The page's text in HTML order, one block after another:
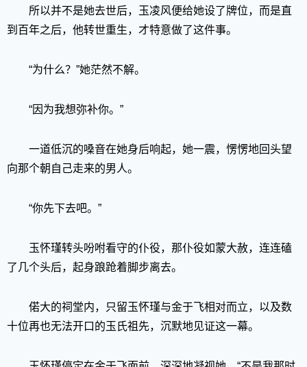
所以并不是她去世后，玉凌风便给她设了牌位，而是直
到百年之后，他转世重生，才特意做了这件事。
“为什么？”她茫然不解。
“因为我想弥补你。”
一道低沉的嗓音在她身后响起，她一震，愣愣地回头望
向那个朝自己走来的男人。
“你先下去吧。”
玉怀瑾转头吩咐看守的仆役，那仆役如蒙大赦，连连磕
了几个头后，起身踉跄着脚步离去。
偌大的祠堂内，只留玉怀瑾与金于飞相对而立，以及数
十位再也无法开口的玉氏祖先，沉默地见证这一幕。